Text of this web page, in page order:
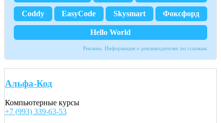
Coddy EasyCode Skysmart Фоксфорд
Hello World
Реклама. Информация о рекламодателях по ссылкам.
Альфа-Код
Компьютерные курсы
+7 (993) 339-63-53